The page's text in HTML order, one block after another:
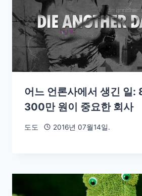
어느 언론사에서 생긴 일:
300만 원이 중요한 회사
도도 2016년 07월14일.